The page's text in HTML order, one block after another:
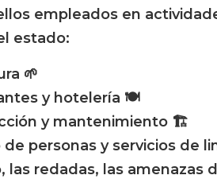
empleados en
estado:
🌱
y hotelería 🍽️
y mantenimiento 🏗️
de personas y servicios de
las redadas, las amenazas